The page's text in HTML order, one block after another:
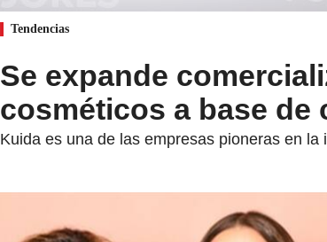
Tendencias
Se expande
cosméticos a base de
Kuida es una de las empresas pioneras en